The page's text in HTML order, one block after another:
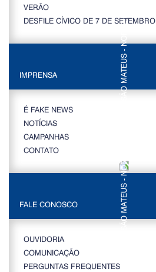
VERÃO
DESFILE CÍVICO DE 7 DE SETEMBRO
IMPRENSA
É FAKE NEWS
NOTÍCIAS
CAMPANHAS
CONTATO
FALE CONOSCO
OUVIDORIA
COMUNICAÇÃO
PERGUNTAS FREQUENTES